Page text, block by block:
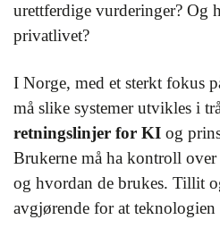
urettferdige vurderinger? Og
privatlivet?
I Norge, med et sterkt fokus
må slike systemer utvikles i
retningslinjer for KI og
Brukerne må ha kontroll over
og hvordan de brukes. Tillit
avgjørende for at teknologien